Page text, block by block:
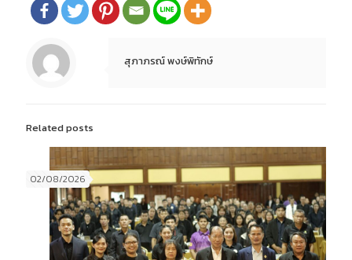
สุภาภรณ์ พงษ์พิทักษ์
Related posts
02/08/2026